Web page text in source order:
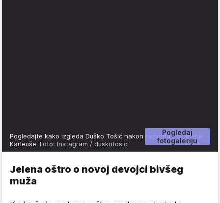
Pogledaj
fotogaleriju
Pogledajte kako izgleda Duško Tošić nakon razvoda od Jelene
Karleuše Foto: Instagram / duskotosic
Jelena oštro o novoj devojci bivšeg
muža